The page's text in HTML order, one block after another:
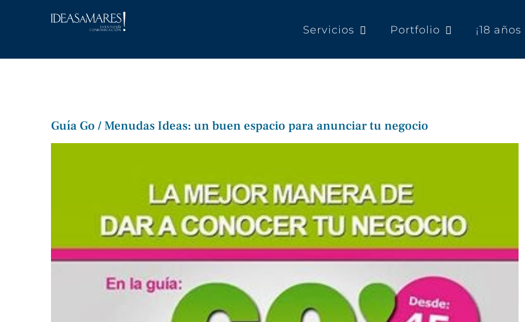
Servicios Portfolio ¡18
Guía Go / Menudas Ideas: un buen espacio para anunciar tu negocio